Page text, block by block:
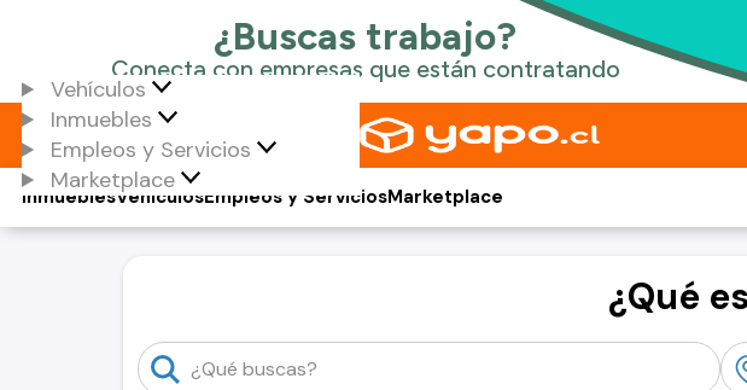
Vehículos
Inmuebles
Empleos y Servicios
Marketplace
Vehículos
Inmuebles Empleos y ServiciosMarketplace
¿Qué